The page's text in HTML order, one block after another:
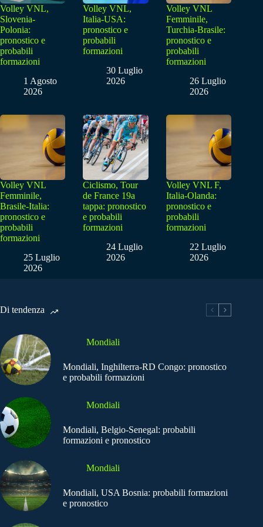
Volley VNL,
Slovenia-
Polonia:
pronostico e
probabili
formazioni
1 Agosto
2026
Volley VNL,
Italia-USA:
pronostico e
probabili
formazioni
30 Luglio
2026
Volley VNL
Femminile,
Turchia-Brasile:
pronostico e
probabili
formazioni
26 Luglio
2026
Volley VNL
Femminile,
Brasile-Italia:
pronostico e
probabili
formazioni
25 Luglio
2026
Ciclismo, Tour
de France 19a
tappa: pronostico
e probabili
formazioni
24 Luglio
2026
Volley VNL F,
Italia-Olanda:
pronostico e
probabili
formazioni
22 Luglio
2026
Di tendenza
Mondiali
Mondiali, Inghilterra-RD Congo: pronostico
e probabili formazioni
Mondiali
Mondiali, Belgio-Senegal: probabili
formazioni e pronostico
Mondiali
Mondiali, USA Bosnia: probabili formazioni
e pronostico